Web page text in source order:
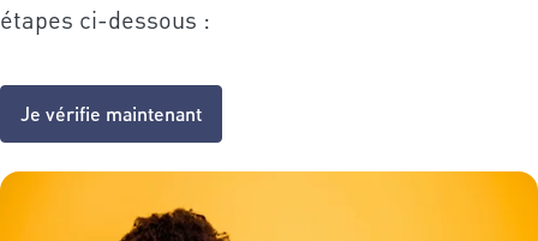
étapes ci-dessous :
Je vérifie maintenant